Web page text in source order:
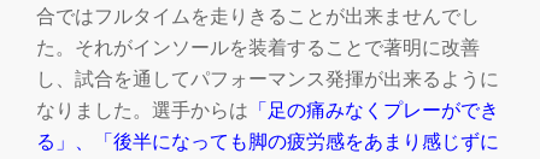
合ではフルタイムを走りきることが出来ませんでし
た。それがインソールを装着することで著明に改善
し、試合を通してパフォーマンス発揮が出来るように
なりました。選手からは 「足の痛みなくプレーができ
る」、「後半になっても脚の疲労感をあまり感じずに